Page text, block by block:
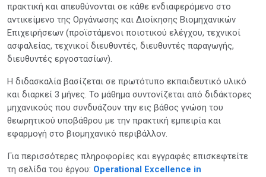
πρακτική και απευθύνονται σε κάθε ενδιαφερόμενο στο
αντικείμενο της Οργάνωσης και Διοίκησης Βιομηχανικών
Επιχειρήσεων (προϊστάμενοι ποιοτικού ελέγχου, τεχνικοί
ασφαλείας, τεχνικοί διευθυντές, διευθυντές παραγωγής,
διευθυντές εργοστασίων).
Η διδασκαλία βασίζεται σε πρωτότυπο εκπαιδευτικό υλικό
και διαρκεί 3 μήνες. Το μάθημα συντονίζεται από διδάκτορες
μηχανικούς που συνδυάζουν την εις βάθος γνώση του
θεωρητικού υποβάθρου με την πρακτική εμπειρία και
εφαρμογή στο βιομηχανικό περιβάλλον.
Για περισσότερες πληροφορίες και εγγραφές επισκεφτείτε
τη σελίδα του έργου: Operational Excellence in